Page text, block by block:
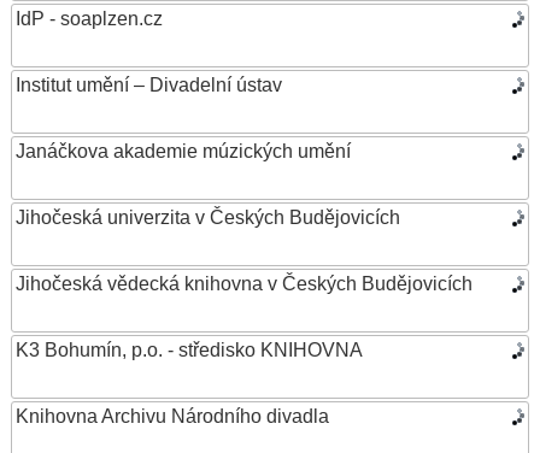
IdP - soaplzen.cz
Institut umění – Divadelní ústav
Janáčkova akademie múzických umění
Jihočeská univerzita v Českých Budějovicích
Jihočeská vědecká knihovna v Českých Budějovicích
K3 Bohumín, p.o. - středisko KNIHOVNA
Knihovna Archivu Národního divadla